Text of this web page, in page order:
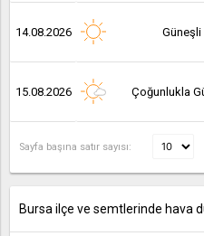
14.08.2026 Güneşli
15.08.2026 Çoğunlukla
Sayfa başına satır sayısı:
Bursa ilçe ve semtlerinde hava